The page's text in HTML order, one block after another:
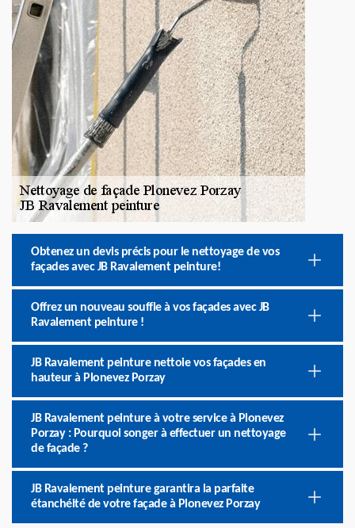
Obtenez un devis précis pour le nettoyage de vos
façades avec JB Ravalement peinture!
Offrez un nouveau souffle à vos façades avec JB
Ravalement peinture !
JB Ravalement peinture nettoie vos façades en
hauteur à Plonevez Porzay
JB Ravalement peinture à votre service à Plonevez
Porzay : Pourquoi songer à effectuer un nettoyage
de façade ?
JB Ravalement peinture garantira la parfaite
étanchéité de votre façade à Plonevez Porzay